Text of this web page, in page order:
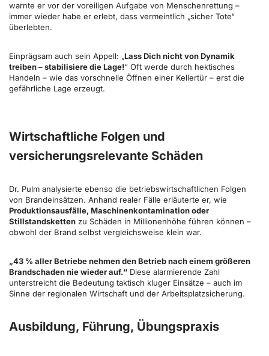
warnte er vor der voreiligen Aufgabe von Menschenrettung –
immer wieder habe er erlebt, dass vermeintlich „sicher Tote“
überlebten.
Einprägsam auch sein Appell: „Lass Dich nicht von Dynamik
treiben – stabilisiere die Lage!“ Oft werde durch hektisches
Handeln – wie das vorschnelle Öffnen einer Kellertür – erst die
gefährliche Lage erzeugt.
Wirtschaftliche Folgen und
versicherungsrelevante Schäden
Dr. Pulm analysierte ebenso die betriebswirtschaftlichen Folgen
von Brandeinsätzen. Anhand realer Fälle erläuterte er, wie
Produktionsausfälle, Maschinenkontamination oder
Stillstandsketten zu Schäden in Millionenhöhe führen können –
obwohl der Brand selbst vergleichsweise klein war.
„43 % aller Betriebe nehmen den Betrieb nach einem größeren
Brandschaden nie wieder auf.“ Diese alarmierende Zahl
unterstreicht die Bedeutung taktisch kluger Einsätze – auch im
Sinne der regionalen Wirtschaft und der Arbeitsplatzsicherung.
Ausbildung, Führung, Übungspraxis